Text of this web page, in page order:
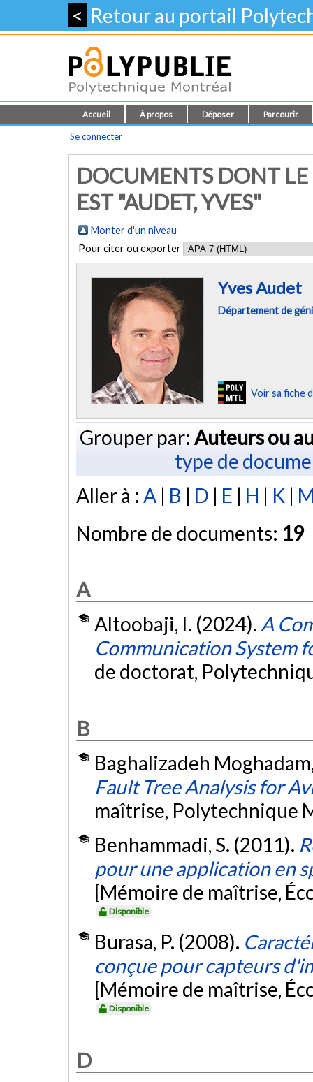
< Retour au portail
Accueil À propos Déposer Parcourir
Se connecter
DOCUMENTS DONT
EST "AUDET, YVES"
Monter d'un niveau
Pour citer ou exporter
Yves Audet
Département de
Voir sa fiche
Grouper par: Auteurs ou
type de
Aller à : A | B | D | E | H | K |
Nombre de documents: 19
A
Altoobaji, I. (2024). A
Communication System
de doctorat,
B
Baghalizadeh
Fault Tree Analysis for
maîtrise, Polytechnique
Benhammadi, S. (2011).
pour une application en
[Mémoire de maîtrise,
Disponible
Burasa, P. (2008).
conçue pour capteurs
[Mémoire de maîtrise,
Disponible
D